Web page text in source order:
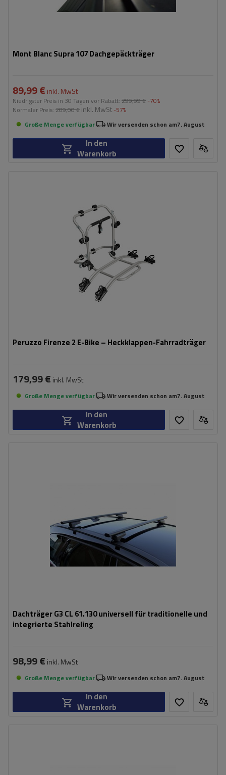
Mont Blanc Supra 107 Dachgepäckträger
89,99 € inkl. MwSt
Niedrigster Preis in 30 Tagen vor Rabatt: 299,99 € -70%
Normaler Preis: 209,00 € inkl. MwSt -57%
Große Menge verfügbar
Wir versenden schon am7. August
In den
Warenkorb
Peruzzo Firenze 2 E-Bike – Heckklappen-Fahrradträger
45 kg
kompatibel mit Elektrofahrrädern
Aluminiumkonstruktion
179,99 € inkl. MwSt
Große Menge verfügbar Wir versenden schon am7. August
In den
Warenkorb
Dachträger G3 CL 61.130 universell für traditionelle und
integrierte Stahlreling
98,99 € inkl. MwSt
Große Menge verfügbar Wir versenden schon am7. August
In den
Warenkorb